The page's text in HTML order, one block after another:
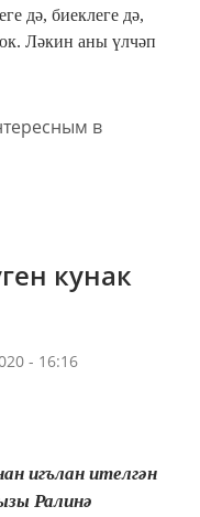
дә, биеклеге дә,
Ләкин аны үлчәп
в
кунак
- 16:16
игълан ителгән
Ралинә